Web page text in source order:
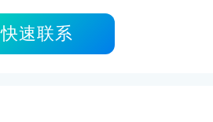
快速联系